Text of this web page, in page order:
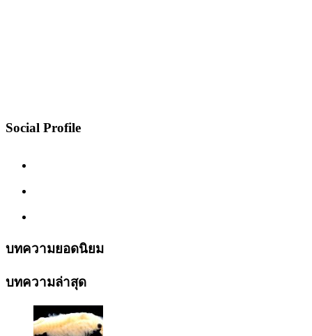
Social Profile
บทความยอดนิยม
บทความล่าสุด